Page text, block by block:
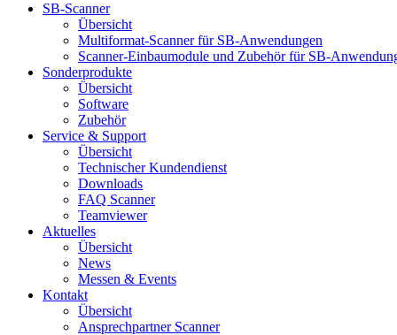
SB-Scanner
Übersicht
Multiformat-Scanner für SB-Anwendungen
Scanner-Einbaumodule und Zubehör für SB-
Sonderprodukte
Übersicht
Software
Zubehör
Service & Support
Übersicht
Technischer Kundendienst
Downloads
FAQ Scanner
Teamviewer
Aktuelles
Übersicht
News
Messen & Events
Kontakt
Übersicht
Ansprechpartner Scanner